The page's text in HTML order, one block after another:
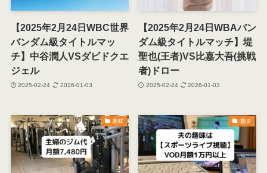
【2025年2月24日WBC世界
バンダム級タイトルマッ
チ】中谷潤人VSダビドクエ
ジェル
2025-02-24 2026-01-03
【2025年2月24日WBAバン
ダム級タイトルマッチ】堤
聖也(王者)VS比嘉大吾(挑戦
者)ドロー
2025-02-24 2026-01-03
趣味 趣味